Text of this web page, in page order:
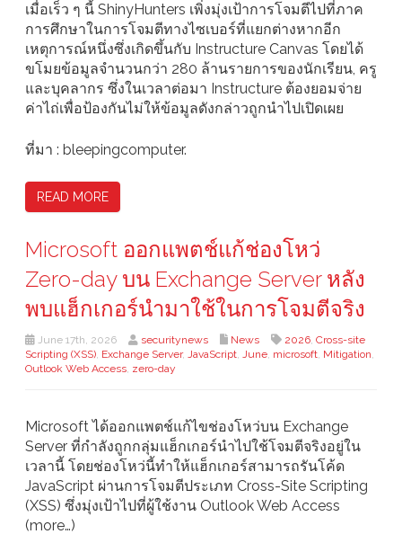
เมื่อเร็ว ๆ นี้ ShinyHunters เพิ่งมุ่งเป้าการโจมตีไปที่ภาค
การศึกษาในการโจมตีทางไซเบอร์ที่แยกต่างหากอีก
เหตุการณ์หนึ่งซึ่งเกิดขึ้นกับ Instructure Canvas โดยได้
ขโมยข้อมูลจำนวนกว่า 280 ล้านรายการของนักเรียน, ครู
และบุคลากร ซึ่งในเวลาต่อมา Instructure ต้องยอมจ่าย
ค่าไถ่เพื่อป้องกันไม่ให้ข้อมูลดังกล่าวถูกนำไปเปิดเผย
ที่มา : bleepingcomputer.
READ MORE
Microsoft ออกแพตช์แก้ช่องโหว่
Zero-day บน Exchange Server หลัง
พบแฮ็กเกอร์นำมาใช้ในการโจมตีจริง
June 17th, 2026 securitynews News 2026, Cross-site
Scripting (XSS), Exchange Server, JavaScript, June, microsoft, Mitigation,
Outlook Web Access, zero-day
Microsoft ได้ออกแพตช์แก้ไขช่องโหว่บน Exchange
Server ที่กำลังถูกกลุ่มแฮ็กเกอร์นำไปใช้โจมตีจริงอยู่ใน
เวลานี้ โดยช่องโหว่นี้ทำให้แฮ็กเกอร์สามารถรันโค้ด
JavaScript ผ่านการโจมตีประเภท Cross-Site Scripting
(XSS) ซึ่งมุ่งเป้าไปที่ผู้ใช้งาน Outlook Web Access
(more…)